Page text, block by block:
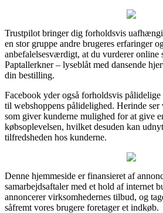
Trustpilot bringer dig forholdsvis
en stor gruppe andre brugeres erfaringer
anbefalelsesværdigt, at du vurderer online
Paptallerkner – lyseblåt med dansende
din bestilling.
Facebook yder også forholdsvis
til webshoppens pålidelighed. Herinde ser
som giver kunderne mulighed for at give
købsoplevelsen, hvilket desuden kan
tilfredsheden hos kunderne.
Denne hjemmeside er finansieret af
samarbejdsaftaler med et hold af internet
annoncerer virksomhedernes tilbud, og
såfremt vores brugere foretager et indkøb.